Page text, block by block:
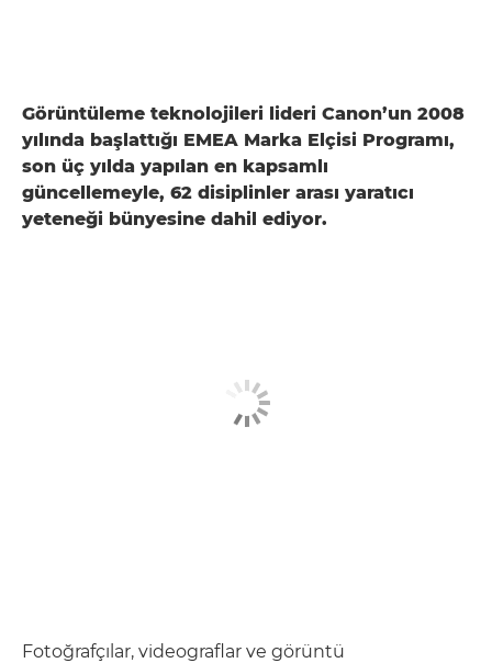
Görüntüleme teknolojileri lideri Canon’un 2008
yılında başlattığı EMEA Marka Elçisi Programı,
son üç yılda yapılan en kapsamlı
güncellemeyle, 62 disiplinler arası yaratıcı
yeteneği bünyesine dahil ediyor.
Fotoğrafçılar, videograflar ve görüntü